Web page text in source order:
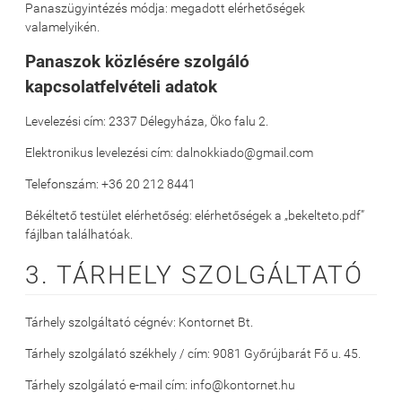
Panaszügyintézés módja: megadott elérhetőségek
valamelyikén.
Panaszok közlésére szolgáló
kapcsolatfelvételi adatok
Levelezési cím: 2337 Délegyháza, Öko falu 2.
Elektronikus levelezési cím: dalnokkiado@gmail.com
Telefonszám: +36 20 212 8441
Békéltető testület elérhetőség: elérhetőségek a „bekelteto.pdf”
fájlban találhatóak.
3. TÁRHELY SZOLGÁLTATÓ
Tárhely szolgáltató cégnév: Kontornet Bt.
Tárhely szolgálató székhely / cím: 9081 Győrújbarát Fő u. 45.
Tárhely szolgálató e-mail cím: info@kontornet.hu